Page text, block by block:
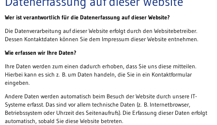
Wer ist verantwortlich für die Datenerfassung auf dieser Website?
Die Datenverarbeitung auf dieser Website erfolgt durch den Websitebetreiber.
Dessen Kontaktdaten können Sie dem Impressum dieser Website entnehmen.
Wie erfassen wir Ihre Daten?
Ihre Daten werden zum einen dadurch erhoben, dass Sie uns diese mitteilen.
Hierbei kann es sich z. B. um Daten handeln, die Sie in ein Kontaktformular
eingeben.
Andere Daten werden automatisch beim Besuch der Website durch unsere IT-
Systeme erfasst. Das sind vor allem technische Daten (z. B. Internetbrowser,
Betriebssystem oder Uhrzeit des Seitenaufrufs). Die Erfassung dieser Daten erfolgt
automatisch, sobald Sie diese Website betreten.